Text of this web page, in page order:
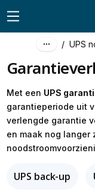
/ UPS
Met een UPS
garantieperiode uit
verlengde garantie
en maak nog langer
UPS back-up